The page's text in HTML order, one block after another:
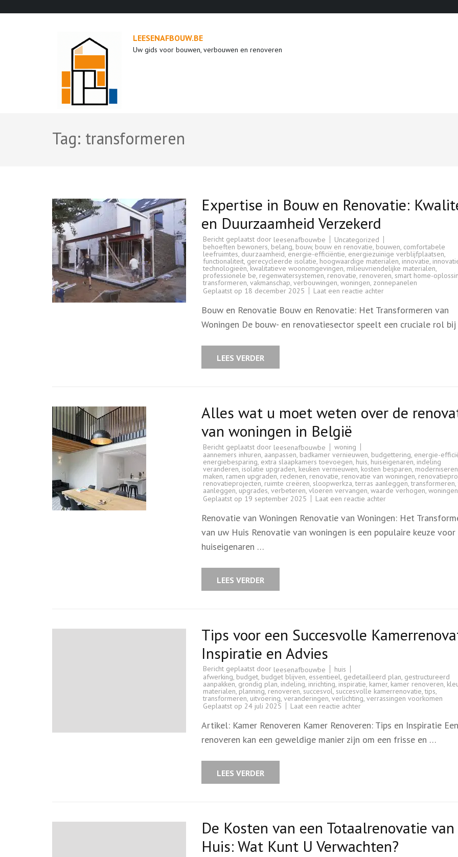
LEESENAFBOUW.BE
Uw gids voor bouwen, verbouwen en renoveren
Tag: transformeren
Expertise in Bouw en Renovatie:
en Duurzaamheid Verzekerd
Bericht geplaatst door leesenafbouwbe
Uncategorized
behoeften bewoners, belang, bouw, bouw en renovatie, bouwen, comfortabele
leefruimtes, duurzaamheid, energie-efficiëntie, energiezuinige verblijfplaatsen,
functionaliteit, gerecycleerde isolatie, hoogwaardige materialen, innovatie,
technologieën,kwalitatieve woonomgevingen, milieuvriendelijke materialen,
professionele be, regenwatersystemen, renovatie, renoveren, smart home-
transformeren, vakmanschap, verbouwingen, woningen, zonnepanelen
Geplaatst op 18 december 2025 Laat een reactie achterop
Bouw
Renovatie:
Bouw en Renovatie Bouw en Renovatie: Het Transformeren van
Woningen De bouw- en renovatiesector speelt een cruciale rol
LEES VERDER
Alles wat u moet weten over de
van woningen in België
Bericht geplaatst door leesenafbouwbe
woning
aannemers inhuren, aanpassen, badkamer vernieuwen, budgettering, energie-
energiebesparing, extra slaapkamers toevoegen, huis, huiseigenaren, indeling
veranderen, isolatie upgraden, keuken vernieuwen, kosten besparen, moderniseren
maken, ramen upgraden, redenen, renovatie, renovatie van woningen,
renovatieprojecten, ruimte creëren, sloopwerkza,terras aanleggen,transformeren,
aanleggen, upgrades, verbeteren, vloeren vervangen, waarde verhogen, woningen
Geplaatst op 19 september 2025 Laat een reactie achterop
u
weten
Renovatie van Woningen Renovatie van Woningen: Het
van uw Huis Renovatie van woningen is een populaire keuze voor
huiseigenaren …
LEES VERDER
Tips voor een Succesvolle
Inspiratie en Advies
Bericht geplaatst door leesenafbouwbe
huis
afwerking, budget, budget blijven, essentieel, gedetailleerd plan, gestructureerd
aanpakken, grondig plan, indeling, inrichting, inspiratie, kamer, kamer renoveren,
materialen, planning, renoveren,succesvol, succesvolle kamerrenovatie,tips,
transformeren, uitvoering, veranderingen, verlichting, verrassingen voorkomen
Geplaatst op 24 juli 2025 Laat een reactie achterop
een
Kamerrenovatie:
Artikel: Kamer Renoveren Kamer Renoveren: Tips en Inspiratie
renoveren kan een geweldige manier zijn om een frisse en …
LEES VERDER
De Kosten van een Totaalrenovatie
Huis: Wat Kunt U Verwachten?